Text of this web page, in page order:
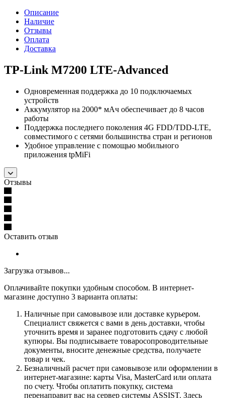
Описание
Наличие
Отзывы
Оплата
Доставка
TP-Link M7200 LTE-Advanced
Одновременная поддержка до 10 подключаемых
устройств
Аккумулятор на 2000* мАч обеспечивает до 8 часов
работы
Поддержка последнего поколения 4G FDD/TDD-LTE,
совместимого с сетями большинства стран и регионов
Удобное управление с помощью мобильного
приложения tpMiFi
Отзывы
Оставить отзыв
Загрузка отзывов...
Оплачивайте покупки удобным способом. В интернет-
магазине доступно 3 варианта оплаты:
Наличные при самовывозе или доставке курьером.
Специалист свяжется с вами в день доставки, чтобы
уточнить время и заранее подготовить сдачу с любой
купюры. Вы подписываете товаросопроводительные
документы, вносите денежные средства, получаете
товар и чек.
Безналичный расчет при самовывозе или оформлении в
интернет-магазине: карты Visa, MasterCard или оплата
по счету. Чтобы оплатить покупку, система
перенаправит вас на сервер системы ASSIST. Здесь